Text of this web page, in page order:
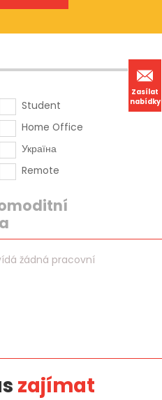
Zasílat
nabídky
Student
Home Office
Україна
Remote
žádná pracovní
zajímat